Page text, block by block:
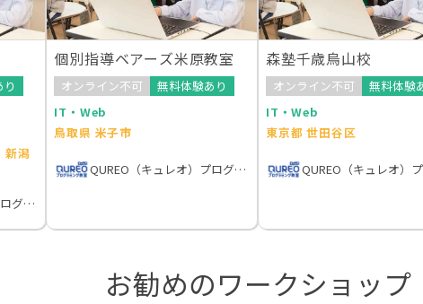
新潟
QUREO（キュレオ）プログラミング教室
個別指導ベアーズ米原教室
オンライン不可
無料体験あり
IT・Web
鳥取県 米子市
QUREO（キュレオ）プログラミング教室
森塾千歳烏山校
オンライン不可
無料体験
IT・Web
東京都 世田谷区
お勧めのワークショップ